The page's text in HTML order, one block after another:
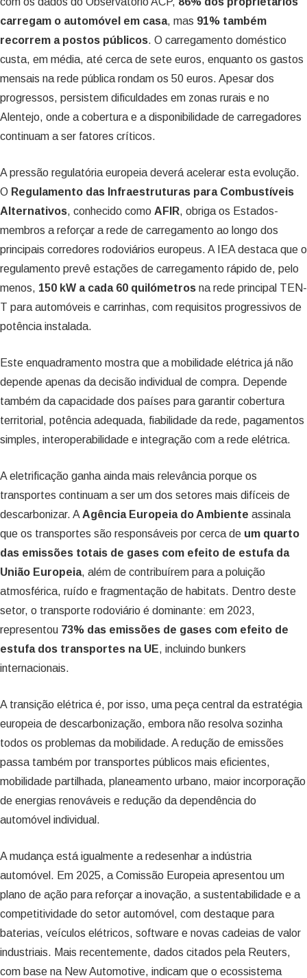
carregam o automóvel em casa, mas 91% também
recorrem a postos públicos. O carregamento doméstico
custa, em média, até cerca de sete euros, enquanto os gastos
mensais na rede pública rondam os 50 euros. Apesar dos
progressos, persistem dificuldades em zonas rurais e no
Alentejo, onde a cobertura e a disponibilidade de carregadores
continuam a ser fatores críticos.
A pressão regulatória europeia deverá acelerar esta evolução.
O Regulamento das Infraestruturas para Combustíveis
Alternativos, conhecido como AFIR, obriga os Estados-
membros a reforçar a rede de carregamento ao longo dos
principais corredores rodoviários europeus. A IEA destaca que o
regulamento prevê estações de carregamento rápido de, pelo
menos, 150 kW a cada 60 quilómetros na rede principal TEN-
T para automóveis e carrinhas, com requisitos progressivos de
potência instalada.
Este enquadramento mostra que a mobilidade elétrica já não
depende apenas da decisão individual de compra. Depende
também da capacidade dos países para garantir cobertura
territorial, potência adequada, fiabilidade da rede, pagamentos
simples, interoperabilidade e integração com a rede elétrica.
A eletrificação ganha ainda mais relevância porque os
transportes continuam a ser um dos setores mais difíceis de
descarbonizar. A Agência Europeia do Ambiente assinala
que os transportes são responsáveis por cerca de um quarto
das emissões totais de gases com efeito de estufa da
União Europeia, além de contribuírem para a poluição
atmosférica, ruído e fragmentação de habitats. Dentro deste
setor, o transporte rodoviário é dominante: em 2023,
representou 73% das emissões de gases com efeito de
estufa dos transportes na UE, incluindo bunkers
internacionais.
A transição elétrica é, por isso, uma peça central da estratégia
europeia de descarbonização, embora não resolva sozinha
todos os problemas da mobilidade. A redução de emissões
passa também por transportes públicos mais eficientes,
mobilidade partilhada, planeamento urbano, maior incorporação
de energias renováveis e redução da dependência do
automóvel individual.
A mudança está igualmente a redesenhar a indústria
automóvel. Em 2025, a Comissão Europeia apresentou um
plano de ação para reforçar a inovação, a sustentabilidade e a
competitividade do setor automóvel, com destaque para
baterias, veículos elétricos, software e novas cadeias de valor
industriais. Mais recentemente, dados citados pela Reuters,
com base na New Automotive, indicam que o ecossistema